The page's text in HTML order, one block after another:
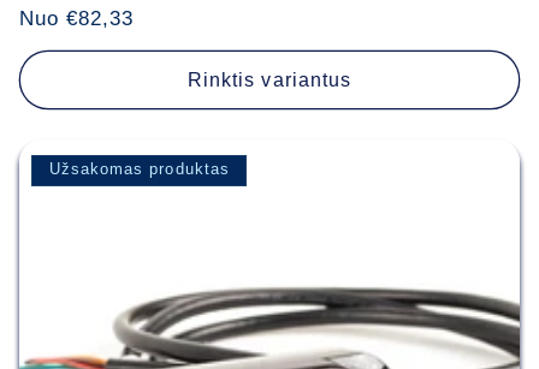
Įprasta
kaina
Nuo €82,33
Rinktis variantus
Užsakomas produktas